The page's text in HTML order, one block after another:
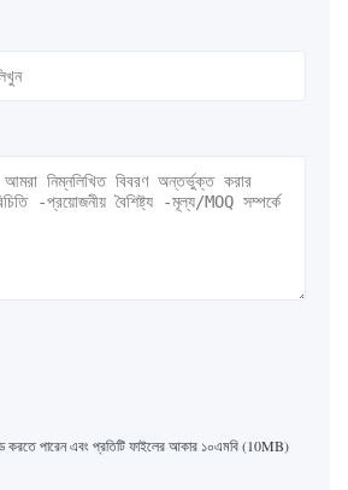
করতে পারেন এবং প্রতিটি ফাইলের আকার ১০এমবি (10MB)